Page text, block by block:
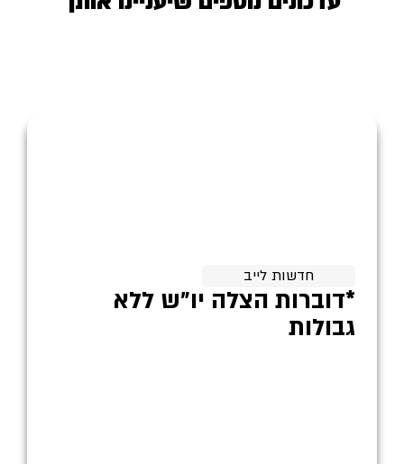
חדשות לייב
*דוברות הצלה יו״ש ללא
גבולות